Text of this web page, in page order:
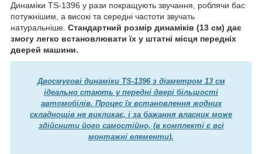
Динаміки TS-1396 у рази покращують звучання, роблячи бас
потужнішим, а високі та середні частоти звучать
натуральніше. Стандартний розмір динаміків (13 см) дає
змогу легко встановлювати їх у штатні місця передніх
дверей машини.
Двосмугові динаміки TS-1396 з діаметром 13 см
ідеально стають у передні двері більшості
автомобілів. Процес їх встановлення жодних
складнощів не викликає, і за бажання власник може
здійснити його самостійно, (в комплекті є всі
монтажні елементи).